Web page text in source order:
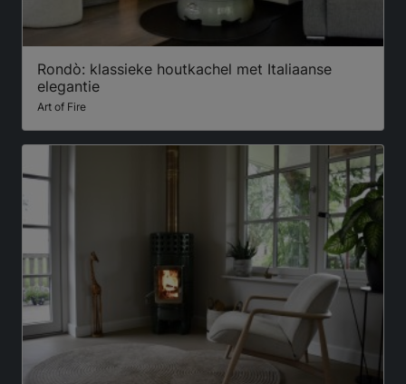
Rondò: klassieke houtkachel met Italiaanse
elegantie
Art of Fire